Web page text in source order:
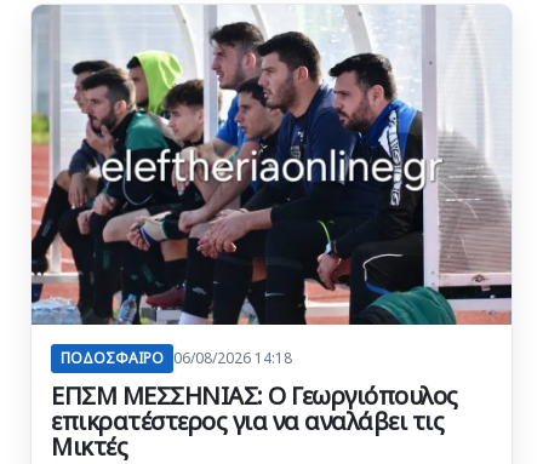
ΠΟΔΟΣΦΑΙΡΟ 06/08/2026 14:18
ΕΠΣΜ ΜΕΣΣΗΝΙΑΣ: Ο Γεωργιόπουλος
επικρατέστερος για να αναλάβει τις
Μικτές